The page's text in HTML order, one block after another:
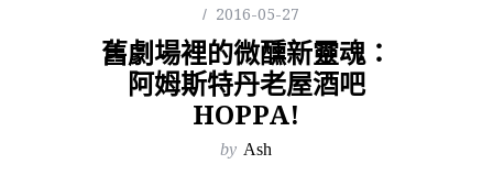
2016-05-27
舊劇場裡的微醺新靈魂：
阿姆斯特丹老屋酒吧
HOPPA!
by Ash